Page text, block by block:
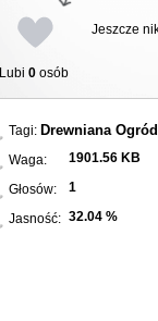
Lubi 0 osób
Jeszcze
Tagi: Drewniana Ogród
Waga: 1901.56 KB
Głosów: 1
Jasność: 32.04 %